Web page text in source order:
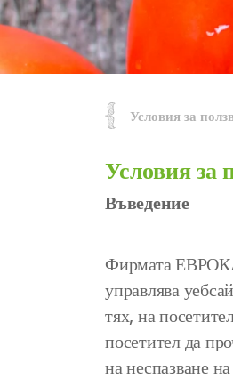
Условия за
Условия за
Въведение
Фирмата
управлява
тях, на
посетител да
на неспазване